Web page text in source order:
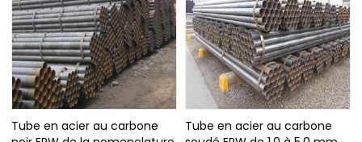
Tube en acier au carbone
Tube en acier au carbone